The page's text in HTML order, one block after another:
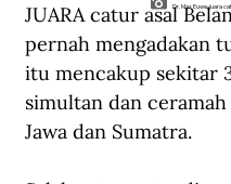
Dr. Max Euwe, juara
JUARA catur asal
pernah mengadakan
itu mencakup sekitar
simultan dan
Jawa dan Sumatra.